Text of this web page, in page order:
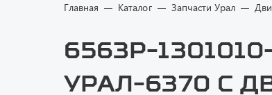
Главная Каталог Запчасти Урал
6563Р-
Урал-6370 с